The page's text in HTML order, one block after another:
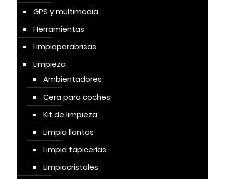
GPS y multimedia
Herramientas
Limpiaparabrisas
Limpieza
Ambientadores
Cera para coches
Kit de limpieza
Limpia llantas
Limpia tapicerías
Limpiacristales